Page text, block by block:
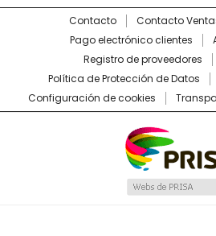
Contacto Contacto
Pago electrónico clientes
Registro de proveedores
Política de Protección de Datos
Configuración de cookies